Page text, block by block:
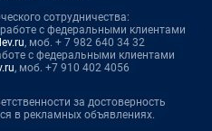
сотрудничества:
с федеральными клиентами
, моб. + 7 982 640 34 32
с федеральными клиентами
, моб. +7 910 402 4056
за достоверность
в рекламных объявлениях.